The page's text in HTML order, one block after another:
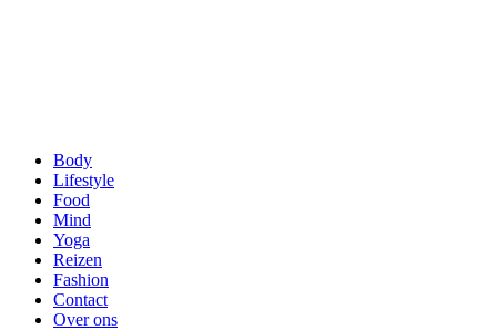
Voor een stralende lach en een fit gevoel!
Body
Lifestyle
Food
Mind
Yoga
Reizen
Fashion
Contact
Over ons